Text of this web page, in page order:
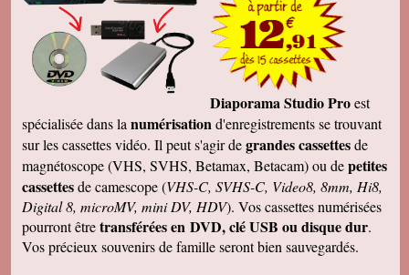
Diaporama Studio Proest
spécialisée dans la numérisationd'enregistrements se trouvant
sur les cassettes vidéo. Il peut s'agir degrandes cassettesde
magnétoscope (VHS, SVHS, Betamax, Betacam) ou depetites
cassettesde camescope (VHS-C, SVHS-C, Video8, 8mm, Hi8,
Digital 8, microMV, mini DV, HDV). Vos cassettes numérisées
pourront êtretransférées en DVD, clé USB ou disque dur.
Vos précieux souvenirs de famille seront bien sauvegardés.